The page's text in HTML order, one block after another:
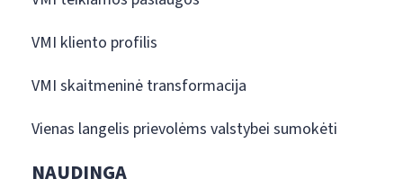
VMI kliento profilis
VMI skaitmeninė transformacija
Vienas langelis prievolėms valstybei sumokėti
NAUDINGA